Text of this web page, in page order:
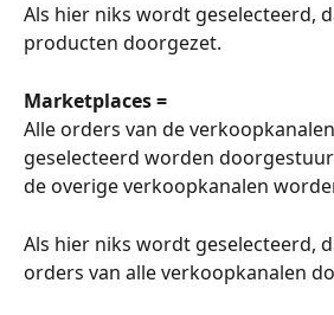
Als hier niks wordt geselecteerd,
producten doorgezet.
Marketplaces =
Alle orders van de
geselecteerd worden
de overige verkoopkanalen
Als hier niks wordt geselecteerd,
orders van alle verkoopkanalen